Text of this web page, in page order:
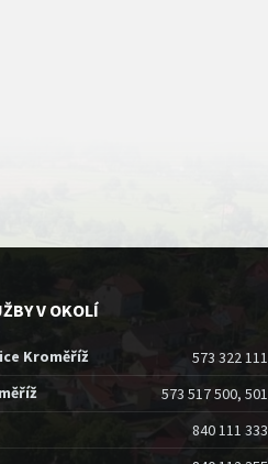
V OKOLÍ
Kroměříž
573 322 111
573 517 500, 501
840 111 333